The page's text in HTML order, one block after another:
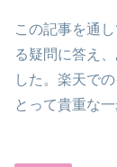
この記事を通
る疑問に答え
した。楽天で
とって貴重な